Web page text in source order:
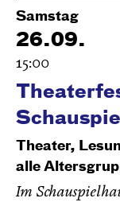
Samstag
26.09.
15:00
Theater,
alle
Im